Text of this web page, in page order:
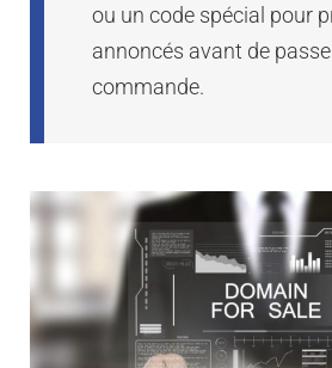
ou un code spécial pour
annoncés avant de
commande.